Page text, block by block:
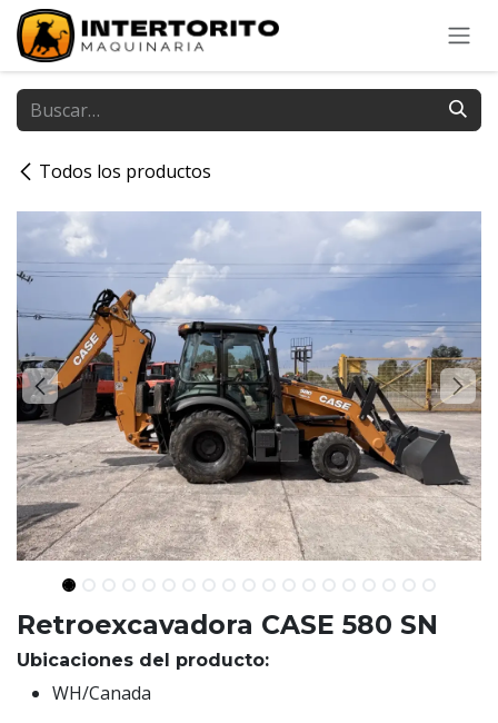
Ir al contenido
Todos los productos
Retroexcavadora CASE 580 SN
Ubicaciones del producto:
WH/Canada